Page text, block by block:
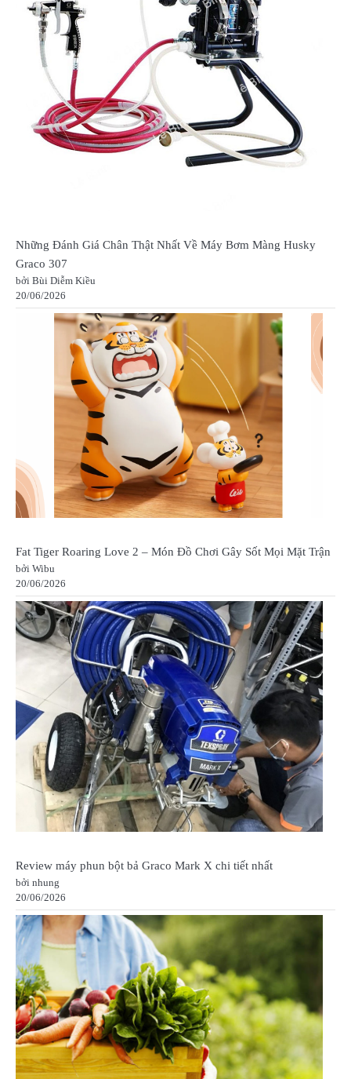
Những Đánh Giá Chân Thật Nhất Về Máy Bơm Màng Husky
Graco 307
bởi Bùi Diễm Kiều
20/06/2026
Fat Tiger Roaring Love 2 – Món Đồ Chơi Gây Sốt Mọi Mặt Trận
bởi Wibu
20/06/2026
Review máy phun bột bả Graco Mark X chi tiết nhất
bởi nhung
20/06/2026